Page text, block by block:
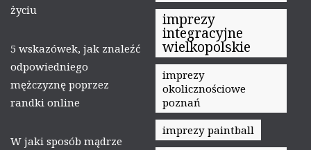
życiu
5 wskazówek, jak znaleźć
odpowiedniego
mężczyznę poprzez
randki online
W jaki sposób mądrze
imprezy
integracyjne
wielkopolskie
imprezy
okolicznościowe
poznań
imprezy paintball